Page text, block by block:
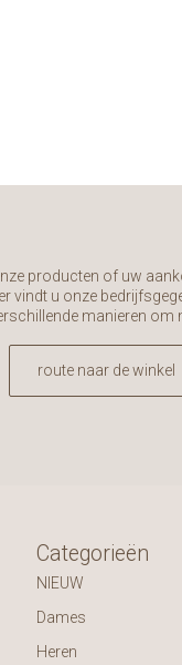
producten of uw
vindt u onze
manieren
route naar de winkel
Categorieën
NIEUW
Dames
Heren